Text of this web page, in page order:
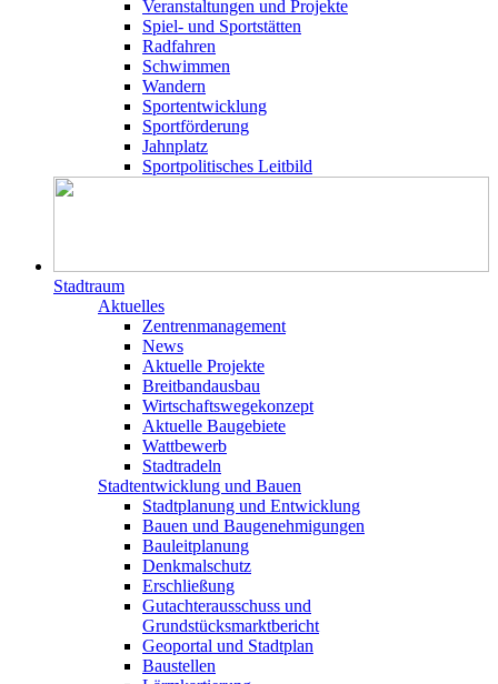
Veranstaltungen und Projekte
Spiel- und Sportstätten
Radfahren
Schwimmen
Wandern
Sportentwicklung
Sportförderung
Jahnplatz
Sportpolitisches Leitbild
Stadtraum
Aktuelles
Zentrenmanagement
News
Aktuelle Projekte
Breitbandausbau
Wirtschaftswegekonzept
Aktuelle Baugebiete
Wattbewerb
Stadtradeln
Stadtentwicklung und Bauen
Stadtplanung und Entwicklung
Bauen und Baugenehmigungen
Bauleitplanung
Denkmalschutz
Erschließung
Gutachterausschuss und
Grundstücksmarktbericht
Geoportal und Stadtplan
Baustellen